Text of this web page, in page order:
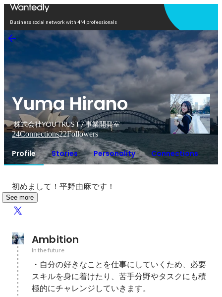
Business social network with 4M professionals
Yuma Hirano
株式会社YOUTRUST / 事業開発室
24Connections22Followers
Profile Stories Personality Connections
初めまして！平野由麻です！
See more
Ambition
In the future
・自分の好きなことを仕事にしていくため、必要
スキルを身に着けたり、苦手分野やタスクにも積
極的にチャレンジしていきます。